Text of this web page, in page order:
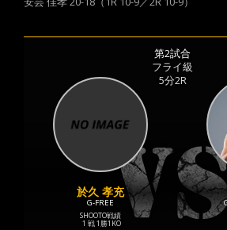
第2試合
フライ級
5分2R
於久 孝充
G-FREE
SHOOTO戦績
1 戦 1勝1KO